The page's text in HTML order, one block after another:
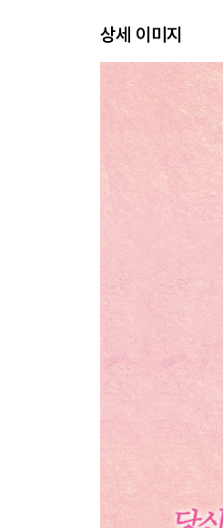
인생의 방향을 바꾸
슬럼프를 이겨내고
시간 관리가 아니라
감정 해우소
요즘 자주 듣는 말이
돈 앞에서 작아진 당
생각 조망권
감정의 먹이 사슬
일상에서 행복을 찾
PART 3 소중한 관
좋은 첫인상을 원한
상세 이미지